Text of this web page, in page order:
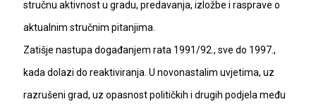
stručnu aktivnost u gradu, predavanja, izložbe i rasprave o
aktualnim stručnim pitanjima.
Zatišje nastupa događanjem rata 1991/92., sve do 1997.,
kada dolazi do reaktiviranja. U novonastalim uvjetima, uz
razrušeni grad, uz opasnost političkih i drugih podjela među